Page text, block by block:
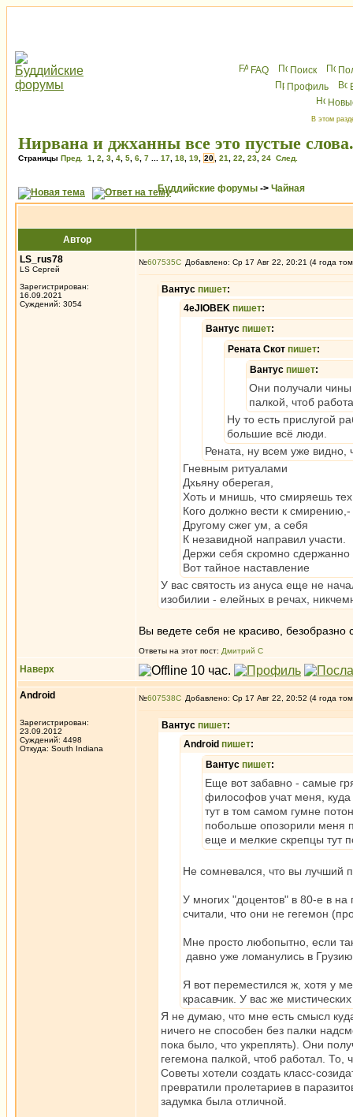
FAQ Поиск
Профиль
В этом
Нирвана и джханны все это пустые слова.
Страницы Пред. 1 2 3 4 5 6 7 17 18 19 20 21 22 23 24 След.
Буддийские форумы -> Чайная
Автор
LS_rus78
LS Сергей
Зарегистрирован:
16.09.2021
Суждений: 3054
№607535 Добавлено: Ср 17 Авг 22, 20:21 (4 года
Вантус пишет:
4eJIOBEK пишет:
Вантус пишет:
Рената Скот пишет:
Вантус пишет:
Они получали чины
палкой, чтоб
Ну то есть прислугой
большие всё люди.
Рената, ну всем уже видно,
Гневным ритуалами
Дхьяну оберегая,
Хоть и мнишь, что смиряешь тех
Кого должно вести к смирению,-
Другому сжег ум, а себя
К незавидной направил участи.
Держи себя скромно сдержанно
Вот тайное наставление
У вас святость из ануса еще не
изобилии - елейных в речах,
Вы ведете себя не красиво, безобразно
Ответы на этот пост: Дмитрий С
Наверх
Android
Зарегистрирован:
23.09.2012
Суждений: 4498
Откуда: South Indiana
№607538 Добавлено: Ср 17 Авг 22, 20:52 (4 года
Вантус пишет:
Android пишет:
Вантус пишет:
Еще вот забавно - самые
философов учат меня, куда
тут в том самом гумне
побольше опозорили меня
еще и мелкие скрепцы тут
Не сомневался, что вы лучший
У многих "доцентов" в 80-е в на
считали, что они не гегемон
Мне просто любопытно, если
давно уже ломанулись в
Я вот переместился ж, хотя у
красавчик. У вас же
Я не думаю, что мне есть смысл
ничего не способен без палки
пока было, что укреплять). Они
гегемона палкой, чтоб работал. То,
Советы хотели создать класс-
превратили пролетариев в
задумка была отличной.